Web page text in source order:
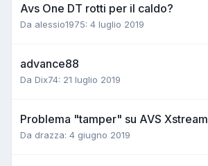
Avs One DT rotti per il caldo?
Da alessio1975: 4 luglio 2019
advance88
Da Dix74: 21 luglio 2019
Problema "tamper" su AVS Xstream
Da drazza: 4 giugno 2019